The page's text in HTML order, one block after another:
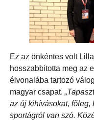
Ez az önkéntes volt
hosszabbította meg az
élvonalába tartozó
magyar csapat.
az új kihívásokat, főleg,
sportágról van szó.